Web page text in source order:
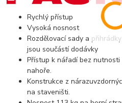
Rychlý přístup
Vysoká nosnost
Rozdělovací sady a
jsou součástí dodávky
Přístup k nářadí bez
nahoře.
Konstrukce z
na staveništi.